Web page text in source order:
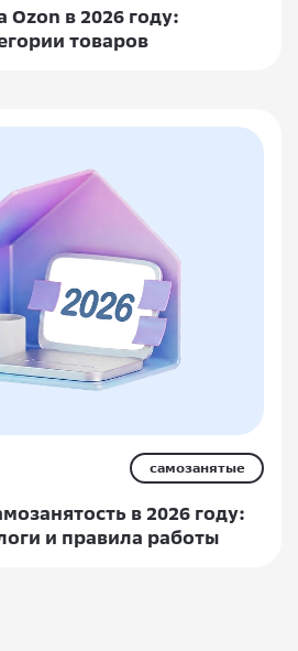
Ozon в 2026 году:
товаров
самозанятые
в 2026 году:
и правила работы